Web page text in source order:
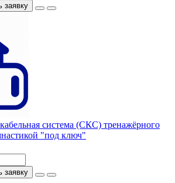
заявку
система (СКС) тренажёрного
"под ключ"
заявку